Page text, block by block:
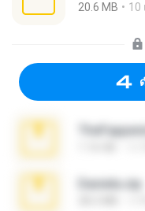
20.6 MB 10
Daniela.zip